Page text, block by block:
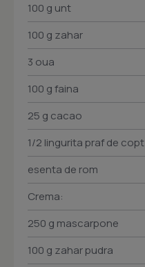
100 g unt
100 g zahar
3 oua
100 g faina
25 g cacao
1/2 lingurita praf de copt
esenta de rom
Crema:
250 g mascarpone
100 g zahar pudra